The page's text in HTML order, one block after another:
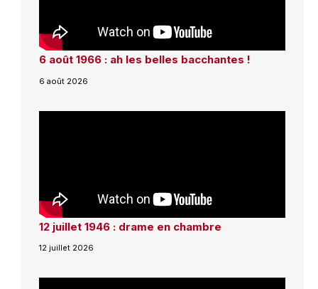
6 août 1966 : ah les belles bacchantes !
6 août 2026
12 juillet 1946 : drame en chambre
12 juillet 2026